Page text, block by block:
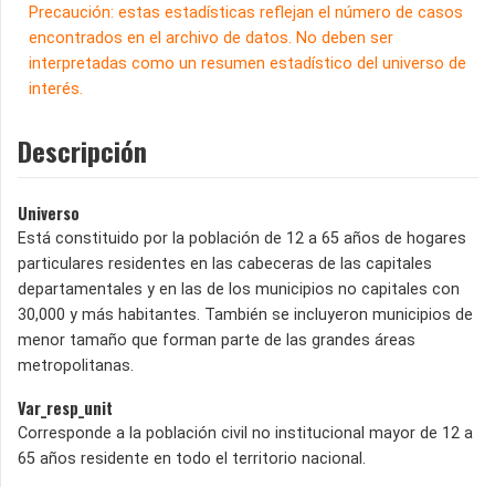
Precaución: estas estadísticas reflejan el número de casos
encontrados en el archivo de datos. No deben ser
interpretadas como un resumen estadístico del universo de
interés.
Descripción
Universo
Está constituido por la población de 12 a 65 años de hogares
particulares residentes en las cabeceras de las capitales
departamentales y en las de los municipios no capitales con
30,000 y más habitantes. También se incluyeron municipios de
menor tamaño que forman parte de las grandes áreas
metropolitanas.
Var_resp_unit
Corresponde a la población civil no institucional mayor de 12 a
65 años residente en todo el territorio nacional.